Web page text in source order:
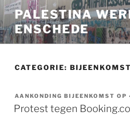
Ga
naar
de
inhoud
PALESTINA
ENSCHEDE
CATEGORIE: BIJEENKOMST
AANKONDING BIJEENKOMST
Protest tegen